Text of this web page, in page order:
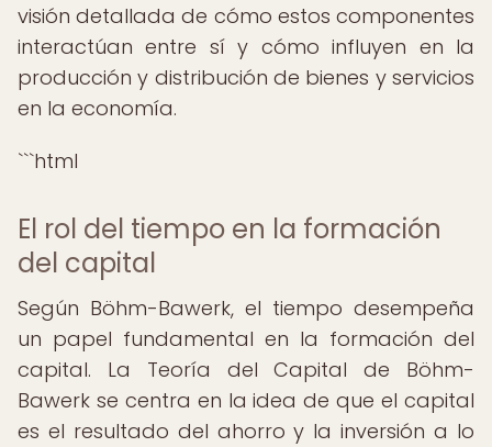
visión detallada de cómo estos componentes
interactúan entre sí y cómo influyen en la
producción y distribución de bienes y servicios
en la economía.
```html
El rol del tiempo en la formación
del capital
Según Böhm-Bawerk, el tiempo desempeña
un papel fundamental en la formación del
capital. La Teoría del Capital de Böhm-
Bawerk se centra en la idea de que el capital
es el resultado del ahorro y la inversión a lo